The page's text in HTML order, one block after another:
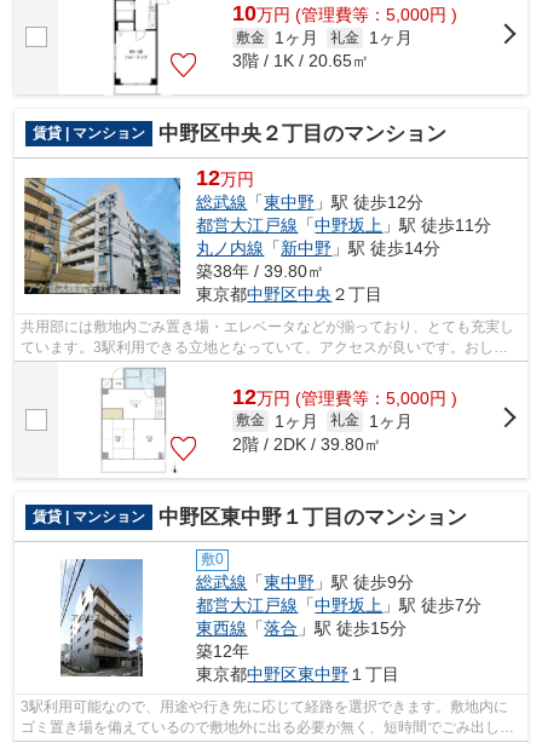
10万円 (管理費等：5,000円 )
敷金 1ヶ月 礼金
1ヶ月
3階 / 1K / 20.65㎡
賃貸 | マンション 中野区中央２丁目のマンション
12万円
総武線 「東中野 」駅 徒歩12分
都営大江戸線 「中野坂上 」駅 徒歩11分
丸ノ内線 「新中野 」駅 徒歩14分
築38年 / 39.80㎡
東京都中野区中央 ２丁目
共用部には敷地内ごみ置き場・エレベータなどが揃っており、とても充実し
ています。3駅利用できる立地となっていて、アクセスが良いです。おしゃ
れなあなたにピッタリな外観タイル張り...
12万円 (管理費等：5,000円 )
敷金 1ヶ月 礼金
1ヶ月
2階 / 2DK / 39.80㎡
賃貸 | マンション 中野区東中野１丁目のマンション
敷0
総武線 「東中野 」駅 徒歩9分
都営大江戸線 「中野坂上 」駅 徒歩7分
東西線 「落合 」駅 徒歩15分
築12年
東京都中野区東中野 １丁目
3駅利用可能なので、用途や行き先に応じて経路を選択できます。敷地内に
ゴミ置き場を備えているので敷地外に出る必要が無く、短時間でごみ出しを